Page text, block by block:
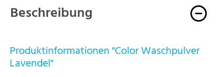
Beschreibung
Produktinformationen "Color Waschpulver
Lavendel"